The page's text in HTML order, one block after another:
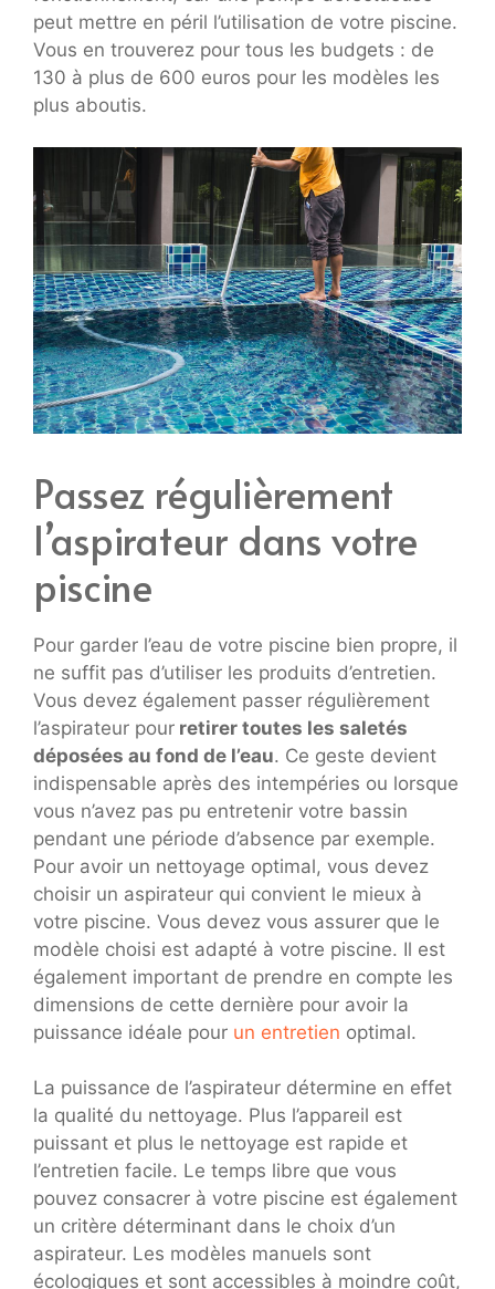
peut mettre en péril l’utilisation de votre piscine.
Vous en trouverez pour tous les budgets : de
130 à plus de 600 euros pour les modèles les
plus aboutis.
Passez régulièrement
l’aspirateur dans votre
piscine
Pour garder l’eau de votre piscine bien propre, il
ne suffit pas d’utiliser les produits d’entretien.
Vous devez également passer régulièrement
l’aspirateur pour retirer toutes les saletés
déposées au fond de l’eau. Ce geste devient
indispensable après des intempéries ou lorsque
vous n’avez pas pu entretenir votre bassin
pendant une période d’absence par exemple.
Pour avoir un nettoyage optimal, vous devez
choisir un aspirateur qui convient le mieux à
votre piscine. Vous devez vous assurer que le
modèle choisi est adapté à votre piscine. Il est
également important de prendre en compte les
dimensions de cette dernière pour avoir la
puissance idéale pour un entretien optimal.
La puissance de l’aspirateur détermine en effet
la qualité du nettoyage. Plus l’appareil est
puissant et plus le nettoyage est rapide et
l’entretien facile. Le temps libre que vous
pouvez consacrer à votre piscine est également
un critère déterminant dans le choix d’un
aspirateur. Les modèles manuels sont
écologiques et sont accessibles à moindre coût,